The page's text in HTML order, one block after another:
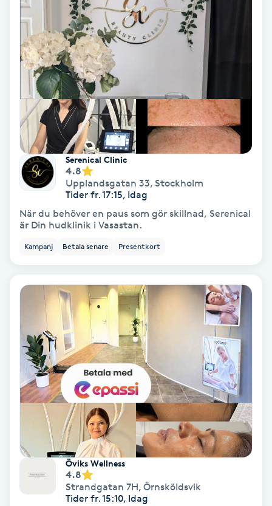
Skalpmassage
Skinbooster
Sklerosering
Skoinlägg
Skägg
Skäggfärgning
Skäggtrimmning
Skönhet
Slingor
Sockring
Spa
Spa manikyr & pedikyr
Spa-manikyr
Serenical Clinic
4.8
Upplandsgatan 33, Stockholm
Tider fr. 17:15, Idag
När du behöver en paus som gör skillnad, Serenical
är Din hudklinik i Vasastan.
Kampanj Betala senare Presentkort
Öviks Wellness
4.8
Strandgatan 7H, Örnsköldsvik
Tider fr. 15:10, Idag